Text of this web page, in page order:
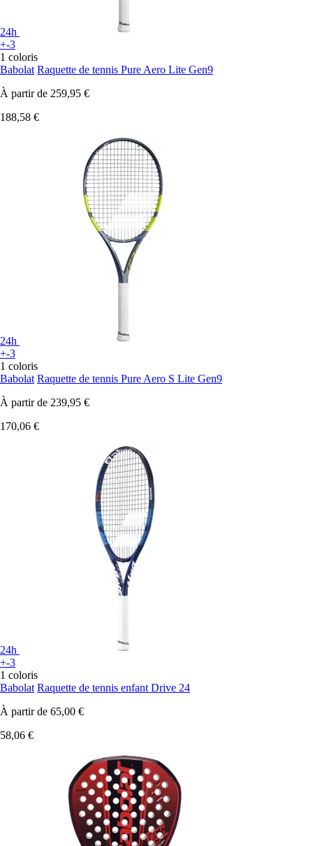
24h
+-3
1 coloris
Babolat Raquette de tennis Pure Aero Lite Gen9
À partir de 259,95 €
188,58 €
24h
+-3
1 coloris
Babolat Raquette de tennis Pure Aero S Lite Gen9
À partir de 239,95 €
170,06 €
24h
+-3
1 coloris
Babolat Raquette de tennis enfant Drive 24
À partir de 65,00 €
58,06 €